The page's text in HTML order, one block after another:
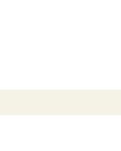
，看見自己。